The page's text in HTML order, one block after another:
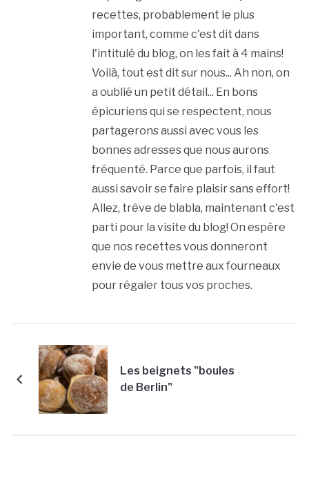
recettes, probablement le plus
important, comme c'est dit dans
l'intitulé du blog, on les fait à 4 mains!
Voilà, tout est dit sur nous... Ah non, on
a oublié un petit détail... En bons
épicuriens qui se respectent, nous
partagerons aussi avec vous les
bonnes adresses que nous aurons
fréquenté. Parce que parfois, il faut
aussi savoir se faire plaisir sans effort!
Allez, trêve de blabla, maintenant c'est
parti pour la visite du blog! On espère
que nos recettes vous donneront
envie de vous mettre aux fourneaux
pour régaler tous vos proches.
Les beignets "boules
de Berlin"